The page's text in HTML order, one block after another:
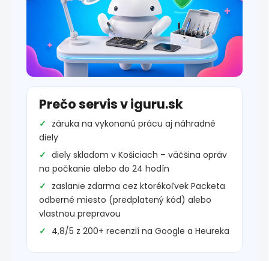
Prečo servis v iguru.sk
záruka na vykonanú prácu aj náhradné
diely
diely skladom v Košiciach – väčšina opráv
na počkanie alebo do 24 hodín
zaslanie zdarma cez ktorékoľvek Packeta
odberné miesto (predplatený kód) alebo
vlastnou prepravou
4,8/5 z 200+ recenzií na Google a Heureka